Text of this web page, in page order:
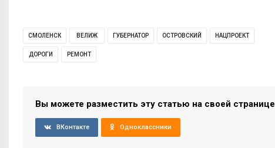
СМОЛЕНСК ВЕЛИЖ ГУБЕРНАТОР ОСТРОВСКИЙ НАЦПРОЕКТ
ДОРОГИ РЕМОНТ
Вы можете разместить эту статью на своей странице
ВКонтакте Одноклассники